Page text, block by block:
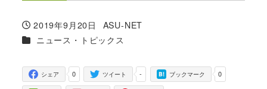
投稿日
2019年9月20日
著
者
ASU-NET
カテゴリー
ニュース・トピックス
0
シェア -
ツイート 0
ブックマーク